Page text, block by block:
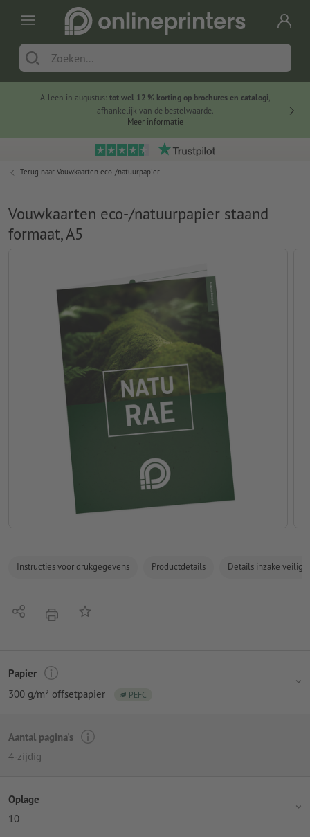
Alleen in augustus: tot wel 12 % korting op brochures en catalogi,
afhankelijk van de bestelwaarde.
Meer informatie
Terug naar Vouwkaarten eco-/natuurpapier
Vouwkaarten eco-/natuurpapier staand
formaat, A5
Instructies voor drukgegevens Productdetails Details inzake
Delen afdrukkenOp de lijst
Papier
300 g/m² offsetpapier
PEFC
Aantal pagina's
4-zijdig
Oplage
10